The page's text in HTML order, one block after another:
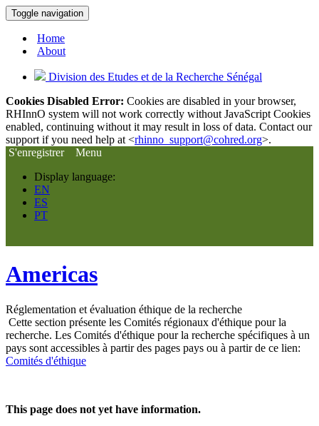
Toggle navigation
Home
About
Division des Etudes et de la Recherche Sénégal
Cookies Disabled Error: Cookies are disabled in your browser,
RHInnO system will not work correctly without JavaScript Cookies
enabled, continuing without it may result in loss of data. Contact our
support if you need help at <rhinno_support@cohred.org>.
S'enregistrer
Menu
Display language:
EN
ES
PT
Americas
Réglementation et évaluation éthique de la recherche
Cette section présente les Comités régionaux d'éthique pour la
recherche. Les Comités d'éthique pour la recherche spécifiques à un
pays sont accessibles à partir des pages pays ou à partir de ce lien:
Comités d'éthique
This page does not yet have information.